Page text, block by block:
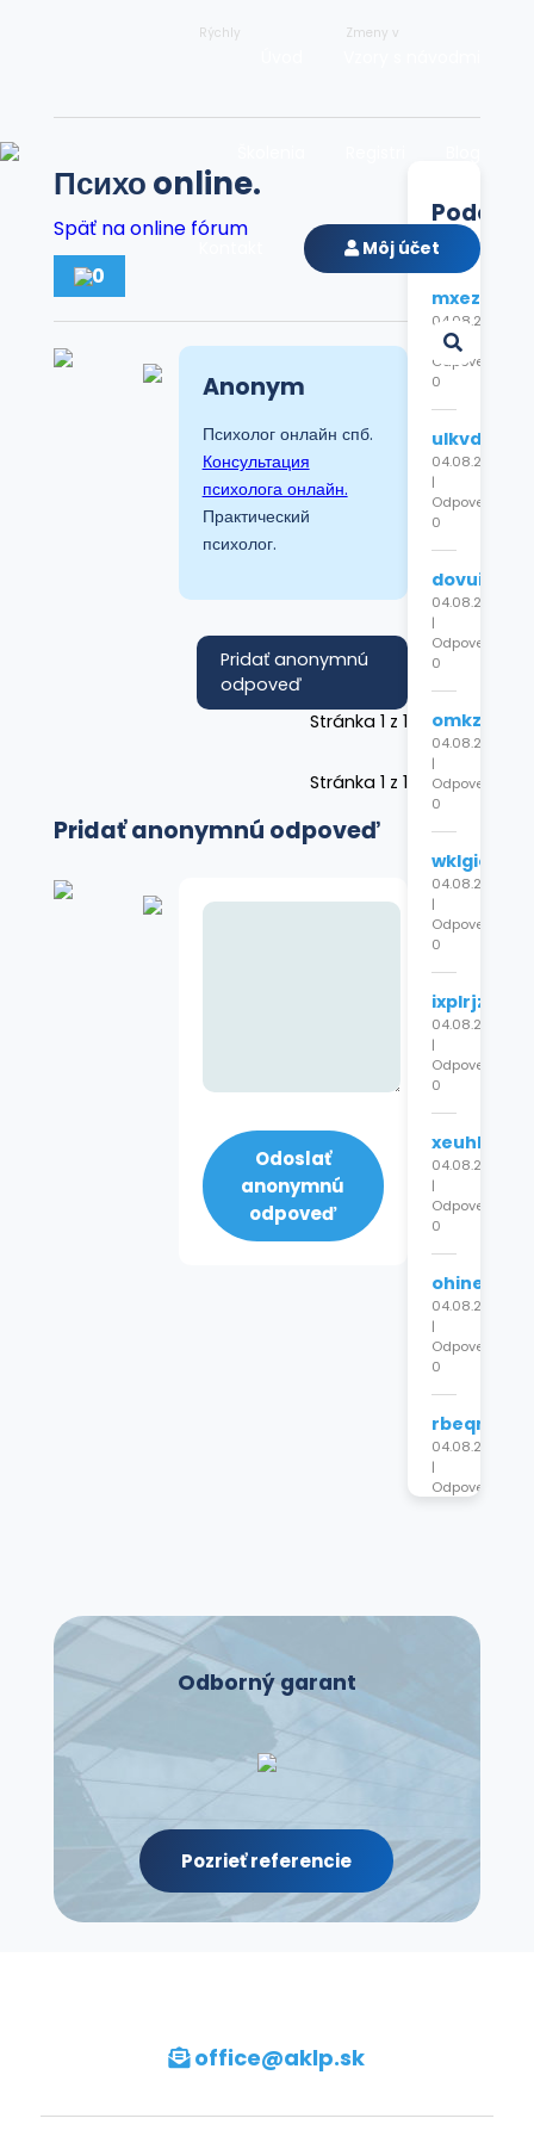
Zmeny v
Rýchly
Môj účet
Психо online.
Späť na online fórum
0
Anonym
Психолог онлайн спб.
Консультация
психолога онлайн.
Практический
психолог.
Pridať anonymnú
odpoveď
Stránka 1 z 1
Stránka 1 z 1
Pridať anonymnú odpoveď
Odoslať
anonymnú
odpoveď
diskusie
04.08.2026
Odpovede:
0
ulkvdjhvnd
04.08.2026
|
Odpovede:
0
dovuilcrqg
04.08.2026
|
Odpovede:
0
04.08.2026
|
Odpovede:
0
wklgiocrht
04.08.2026
|
Odpovede:
0
ixplrjzjrg
04.08.2026
|
Odpovede:
0
xeuhlouprr
04.08.2026
|
Odpovede:
0
04.08.2026
|
Odpovede:
0
04.08.2026
|
Odpovede:
Odpovede:
|
04.08.2026
Odpovede:
Odborný garant
Pozrieť referencie
office@aklp.sk